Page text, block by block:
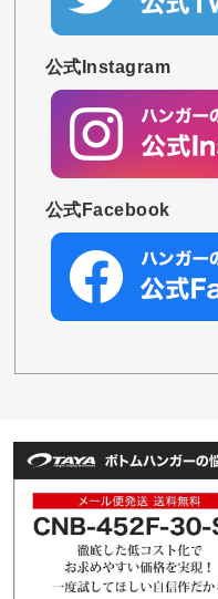
公式Instagram
公式Facebook